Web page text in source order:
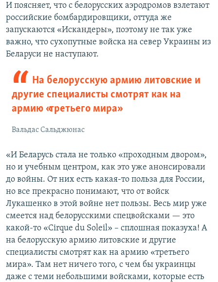
И поясняет, что с белорусских аэродромов взлетают
российские бомбардировщики, оттуда же
запускаются «Искандеры», поэтому не так уже
важно, что сухопутные войска на север Украины из
Беларуси не наступают.
На белорусскую армию литовские и
другие специалисты смотрят как на
армию «третьего мира»
Вальдас Сальджюнас
«И Беларусь стала не только «проходным двором»,
но и учебным центром, как это уже анонсировали
до войны. От них есть какая-то польза для России,
но все прекрасно понимают, что от войск
Лукашенко в этой войне нет пользы. Весь мир уже
смеется над белорусскими спецвойсками — это
какой-то «Cirque du Soleil» – сплошная показуха! А
на белорусскую армию литовские и другие
специалисты смотрят как на армию «третьего
мира». Там нет ничего того, с чем бы украинцы
даже с теми небольшими войсками, которые есть